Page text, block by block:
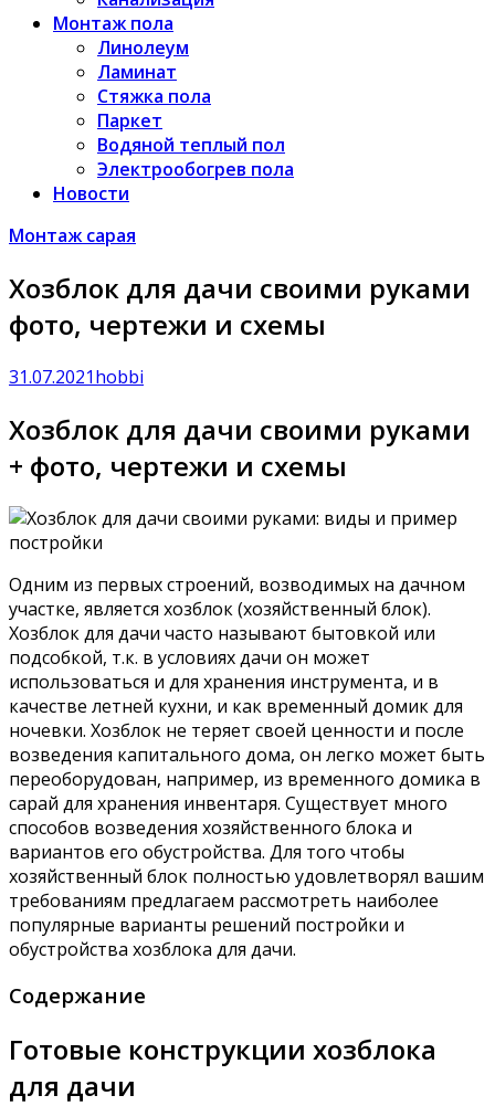
Монтаж пола
Линолеум
Ламинат
Стяжка пола
Паркет
Водяной теплый пол
Электрообогрев пола
Новости
Монтаж сарая
Хозблок для дачи своими руками
фото, чертежи и схемы
31.07.2021hobbi
Хозблок для дачи своими руками
+ фото, чертежи и схемы
Одним из первых строений, возводимых на дачном
участке, является хозблок (хозяйственный блок).
Хозблок для дачи часто называют бытовкой или
подсобкой, т.к. в условиях дачи он может
использоваться и для хранения инструмента, и в
качестве летней кухни, и как временный домик для
ночевки. Хозблок не теряет своей ценности и после
возведения капитального дома, он легко может быть
переоборудован, например, из временного домика в
сарай для хранения инвентаря. Существует много
способов возведения хозяйственного блока и
вариантов его обустройства. Для того чтобы
хозяйственный блок полностью удовлетворял вашим
требованиям предлагаем рассмотреть наиболее
популярные варианты решений постройки и
обустройства хозблока для дачи.
Содержание
Готовые конструкции хозблока
для дачи